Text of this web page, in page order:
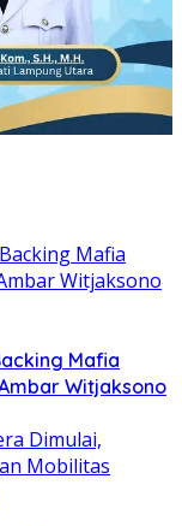
Mafia
Witjaksono